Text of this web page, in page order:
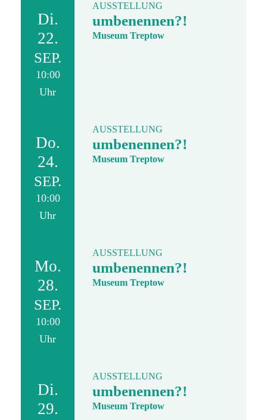
Di.
22.
SEP.
10:00
Uhr
AUSSTELLUNG
umbenennen?!
Museum Treptow
Do.
24.
SEP.
10:00
Uhr
AUSSTELLUNG
umbenennen?!
Museum Treptow
Mo.
28.
SEP.
10:00
Uhr
AUSSTELLUNG
umbenennen?!
Museum Treptow
Di.
29.
AUSSTELLUNG
umbenennen?!
Museum Treptow